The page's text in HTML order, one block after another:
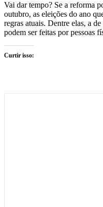
Vai dar tempo? Se a reforma
outubro, as eleições do ano
regras atuais. Dentre elas, a
podem ser feitas por pessoas
Curtir isso: